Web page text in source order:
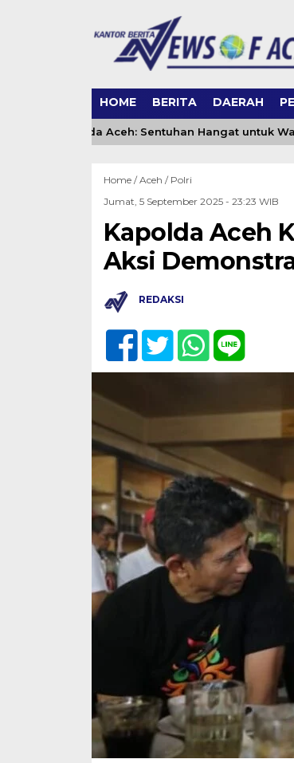
HOME BERITA DAERAH
DSI Banda Aceh: Sentuhan Hangat untuk
Home /Aceh / Polri
Jumat, 5 September 2025 - 23:23 WIB
Kapolda Aceh
Aksi
REDAKSI